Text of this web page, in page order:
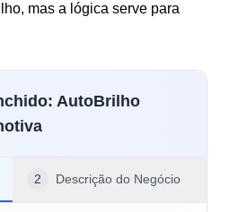
mas a lógica serve para
AutoBrilho
2 Descrição do Negócio